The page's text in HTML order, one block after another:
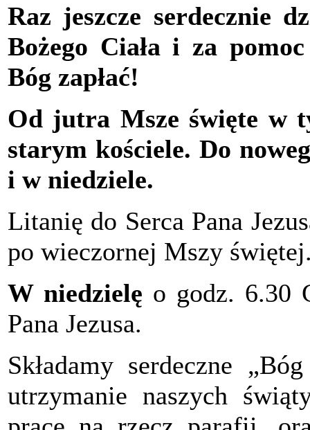
Raz jeszcze serdecznie
Bożego Ciała i za
Bóg zapłać!
Od jutra Msze święte w
starym kościele. Do
i w niedziele.
Litanię do Serca Pana
po wieczornej Mszy
W niedzielę o godz. 6.30
Pana Jezusa.
Składamy serdeczne
utrzymanie naszych